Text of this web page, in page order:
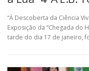
“À Descoberta da Ciência
Exposição da “Chegada do
tarde do dia 17 de janeiro,